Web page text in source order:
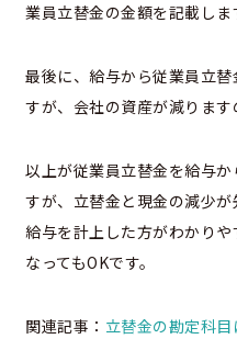
業員立替金の金額を記載しま
最後に、給与から従業員立
すが、会社の資産が減ります
以上が従業員立替金を給与
すが、立替金と現金の減少
給与を計上した方がわかり
なってもOKです。
関連記事： 立替金の勘定科